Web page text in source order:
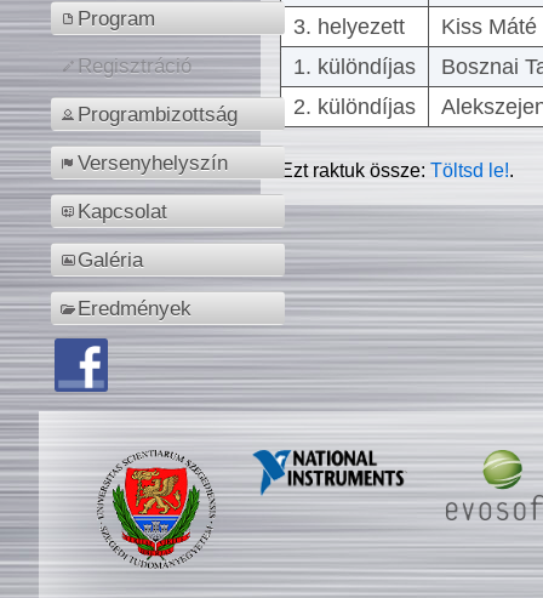
Program
Regisztráció
Programbizottság
Versenyhelyszín
Kapcsolat
Galéria
Eredmények
3. helyezett
Kiss
1. különdíjas
Bosznai
2. különdíjas
Ezt raktuk össze:Töltsd le!.